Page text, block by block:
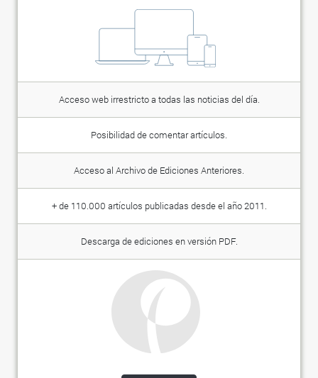
Acceso web irrestricto a todas las noticias del día.
Posibilidad de comentar artículos.
Acceso al Archivo de Ediciones Anteriores.
+ de 110.000 artículos publicadas desde el año 2011.
Descarga de ediciones en versión PDF.